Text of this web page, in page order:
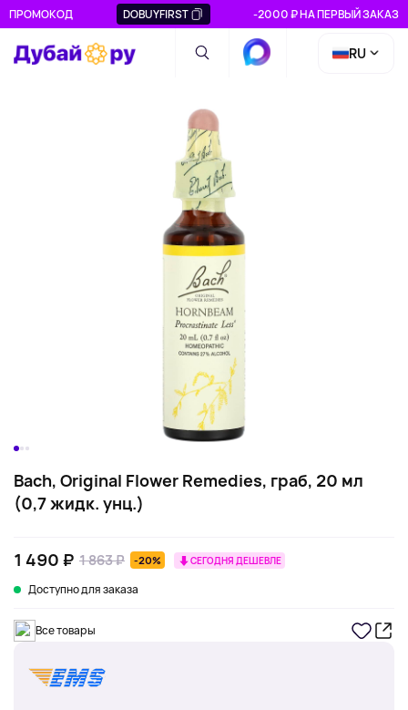
ПРОМОКОД DOBUYFIRST -2000 ₽ НА ПЕРВЫЙ ЗАКАЗ
RU
Bach, Original Flower Remedies, граб, 20 мл
(0,7 жидк. унц.)
1 490 ₽ 1 863 ₽ -20% СЕГОДНЯ ДЕШЕВЛЕ
Доступно для заказа
Все товары